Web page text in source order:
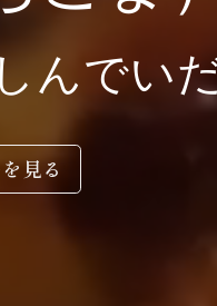
でい
見る